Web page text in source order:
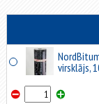
virsklājs,